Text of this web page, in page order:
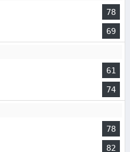
78
69
61
74
78
82